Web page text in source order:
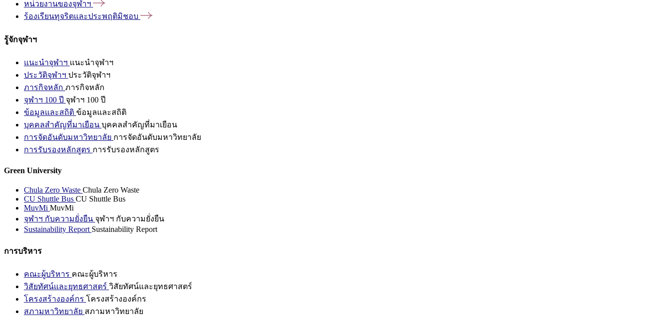
หน่วยงานของจุฬาฯ
ร้องเรียนทุจริตและประพฤติมิชอบ
รู้จักจุฬาฯ
แนะนำจุฬาฯ แนะนำจุฬาฯ
ประวัติจุฬาฯ ประวัติจุฬาฯ
ภารกิจหลัก ภารกิจหลัก
จุฬาฯ 100 ปี จุฬาฯ 100 ปี
ข้อมูลและสถิติ ข้อมูลและสถิติ
บุคคลสำคัญที่มาเยือน บุคคลสำคัญที่มาเยือน
การจัดอันดับมหาวิทยาลัย การจัดอันดับมหาวิทยาลัย
การรับรองหลักสูตร การรับรองหลักสูตร
Green University
Chula Zero Waste Chula Zero Waste
CU Shuttle Bus CU Shuttle Bus
MuvMi MuvMi
จุฬาฯ กับความยั่งยืน จุฬาฯ กับความยั่งยืน
Sustainability Report Sustainability Report
การบริหาร
คณะผู้บริหาร คณะผู้บริหาร
วิสัยทัศน์และยุทธศาสตร์ วิสัยทัศน์และยุทธศาสตร์
โครงสร้างองค์กร โครงสร้างองค์กร
สภามหาวิทยาลัย สภามหาวิทยาลัย